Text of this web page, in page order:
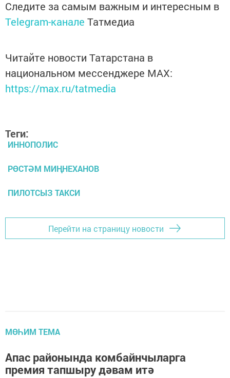
Следите за самым важным и интересным в
Telegram-канале Татмедиа
Читайте новости Татарстана в
национальном мессенджере MАХ:
https://max.ru/tatmedia
Теги:
ИННОПОЛИС
РӨСТӘМ МИҢНЕХАНОВ
ПИЛОТСЫЗ ТАКСИ
Перейти на страницу новости
МӨҺИМ ТЕМА
Апас районында комбайнчыларга
премия тапшыру дәвам итә